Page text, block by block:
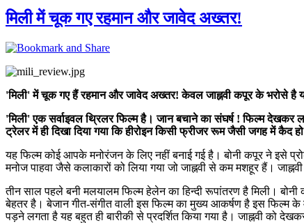
मिली में चूक गए रहमान और जावेद अख्तर!
'मिली' में चूक गए हैं रहमान और जावेद अख्तर! केवल जाह्नवी कपूर के भरोसे है
'मिली' एक सर्वाइवल थ्रिलर फिल्म है। जान बचाने का संघर्ष ! फिल्म
ट्रेलर में ही दिखा दिया गया कि हीरोइन किसी फ्रीजर रूम जैसी जगह में कैद
यह फिल्म कोई आपके मनोरंजन के लिए नहीं बनाई गई है। बोनी कपूर ने इसे
मनोज पाहवा जैसे कलाकारों को लिया गया जो जाह्नवी से कम मशहूर हैं।
तीन साल पहले बनी मलयालम फिल्म हेलेन का हिन्दी रूपांतरण है मिली।
बेहतर है। बेजान गीत-संगीत वाली इस फिल्म का मुख्य आकर्षण है इस फिल्म के
पड़ने लगता है यह बहुत ही बारीकी से प्रदर्शित किया गया है। जाह्नवी को